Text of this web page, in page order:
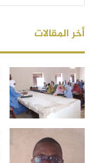
أخر المقالات